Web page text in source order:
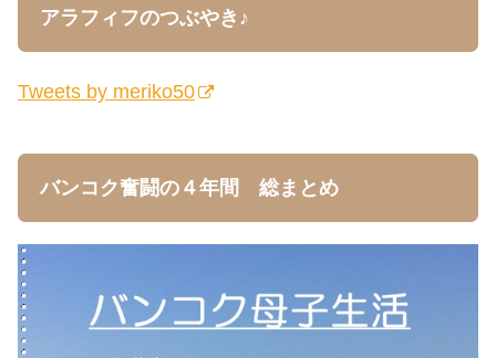
アラフィフのつぶやき♪
Tweets by meriko50
バンコク奮闘の４年間 総まとめ